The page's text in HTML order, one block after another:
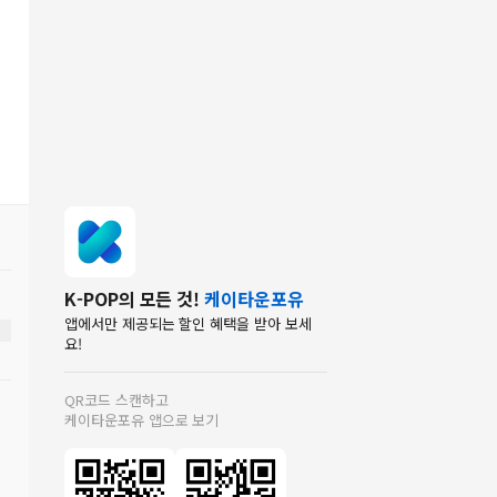
K-POP의 모든 것! 케이타운포유
앱에서만 제공되는 할인 혜택을 받아 보세
요!
QR코드 스캔하고
케이타운포유 앱으로 보기